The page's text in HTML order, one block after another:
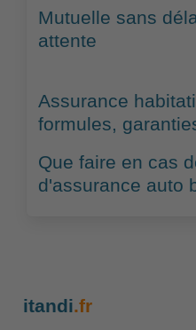
Mutuelle sans
attente
Assurance
formules,
Que faire en cas
d'assurance auto
itandi.fr